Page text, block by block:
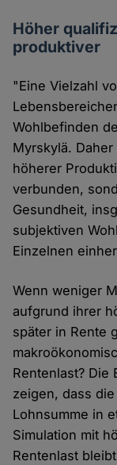
Höher
produktiver
"Eine Vielzahl
Wohlbefinden
Myrskylä.
höherer
verbunden,
Gesundheit,
subjektiven
Einzelnen
Wenn weniger
aufgrund ihrer
später in Rente
Rentenlast? Die
zeigen, dass
Lohnsumme in
Simulation mit
Rentenlast